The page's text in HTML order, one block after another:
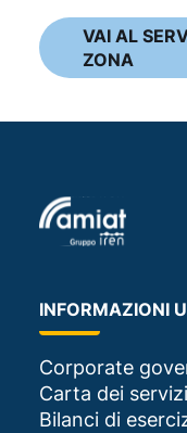
VAI AL
ZONA
INFORMAZIONI
Corporate
Carta dei servizi
Bilanci di